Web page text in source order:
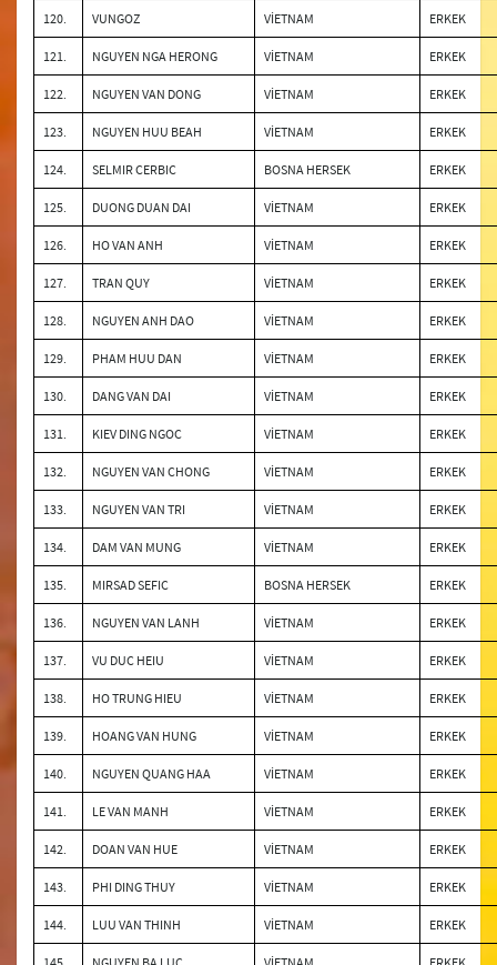
120. VUNGOZ VİETNAM ERKEK
121. NGUYEN NGA HERONG VİETNAM ERKEK
122. NGUYEN VAN DONG VİETNAM ERKEK
123. NGUYEN HUU BEAH VİETNAM ERKEK
124. SELMIR CERBIC BOSNA HERSEK ERKEK
125. DUONG DUAN DAI VİETNAM ERKEK
126. HO VAN ANH VİETNAM ERKEK
127. TRAN QUY VİETNAM ERKEK
128. NGUYEN ANH DAO VİETNAM ERKEK
129. PHAM HUU DAN VİETNAM ERKEK
130. DANG VAN DAI VİETNAM ERKEK
131. KIEV DING NGOC VİETNAM ERKEK
132. NGUYEN VAN CHONG VİETNAM ERKEK
133. NGUYEN VAN TRI VİETNAM ERKEK
134. DAM VAN MUNG VİETNAM ERKEK
135. MIRSAD SEFIC BOSNA HERSEK ERKEK
136. NGUYEN VAN LANH VİETNAM ERKEK
137. VU DUC HEIU VİETNAM ERKEK
138. HO TRUNG HIEU VİETNAM ERKEK
139. HOANG VAN HUNG VİETNAM ERKEK
140. NGUYEN QUANG HAA VİETNAM ERKEK
141. LE VAN MANH VİETNAM ERKEK
142. DOAN VAN HUE VİETNAM ERKEK
143. PHI DING THUY VİETNAM ERKEK
144. LUU VAN THINH VİETNAM ERKEK